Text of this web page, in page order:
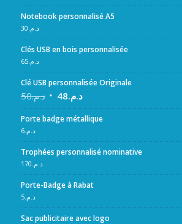
Notebook personnalisé A5
د.م. 30
Clés USB en bois personnalisée
د.م.65
Clé USB personnalisée Originale
د.م.50 د.م.48
Porte badge métallique
د.م.6
Trophées personnalisé nominative
د.م. 170
Porte-Badge à Rabat
د.م.5
Sac publicitaire avec logo